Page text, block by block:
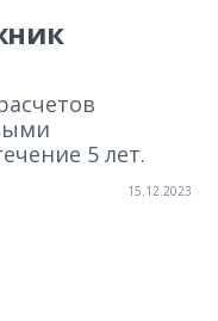
5 лет.
15.12.2023